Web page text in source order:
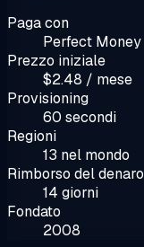
Paga con
Perfect Money
Prezzo iniziale
$2.48 / mese
Provisioning
60 secondi
Regioni
13 nel mondo
Rimborso del denaro
14 giorni
Fondato
2008